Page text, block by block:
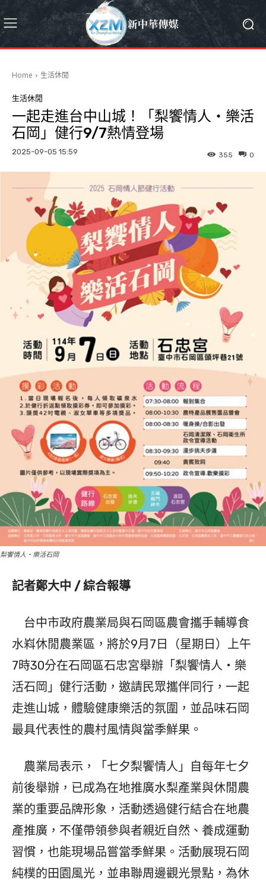
Home 生活休閒
生活休閒
一起走進台中山城！「梨饗情人・樂活
石岡」健行9/7熱情登場
2025-09-05 15:59 0
355
梨饗情人・樂活石岡
記者鄭大中 / 綜合報導
台中市政府農業局與石岡區農會攜手輔導食
水嵙休閒農業區，將於9月7日（星期日）上午
7時30分在石岡區石忠宮舉辦「梨饗情人・樂
活石岡」健行活動，邀請民眾攜伴同行，一起
走進山城，體驗健康樂活的氛圍，並品味石岡
最具代表性的農村風情與當季鮮果。
農業局表示，「七夕梨饗情人」自每年七夕
前後舉辦，已成為在地推廣水梨產業與休閒農
業的重要品牌形象，活動透過健行結合在地農
產推廣，不僅帶領參與者親近自然、養成運動
習慣，也能現場品嘗當季鮮果。活動展現石岡
純樸的田園風光，並串聯周邊觀光景點，為休